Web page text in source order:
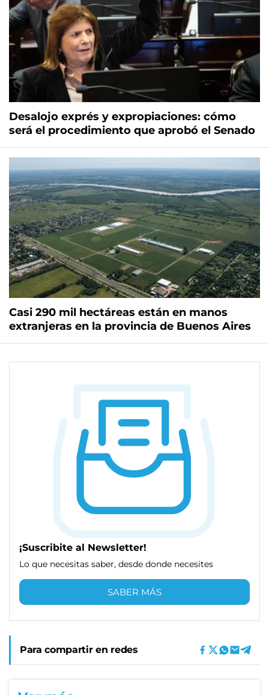
Desalojo exprés y expropiaciones: cómo
será el procedimiento que aprobó el Senado
Casi 290 mil hectáreas están en manos
extranjeras en la provincia de Buenos Aires
¡Suscribite al Newsletter!
Lo que necesitas saber, desde donde necesites
SABER MÁS
Para compartir en redes